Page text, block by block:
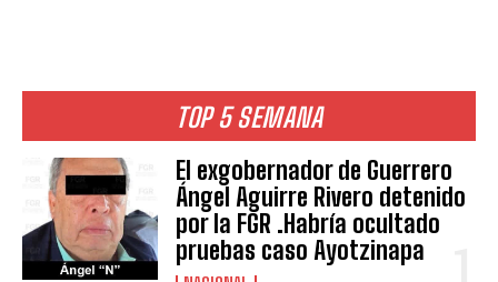
TOP 5 SEMANA
El exgobernador de Guerrero
Ángel Aguirre Rivero detenido
por la FGR .Habría ocultado
pruebas caso Ayotzinapa